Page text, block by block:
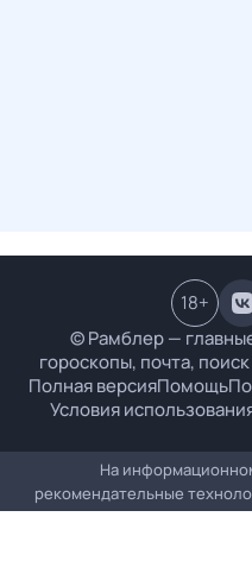
© Рамблер —
гороскопы, почта,
Полная версияПомощь
Условия
18+
На
рекомендательные